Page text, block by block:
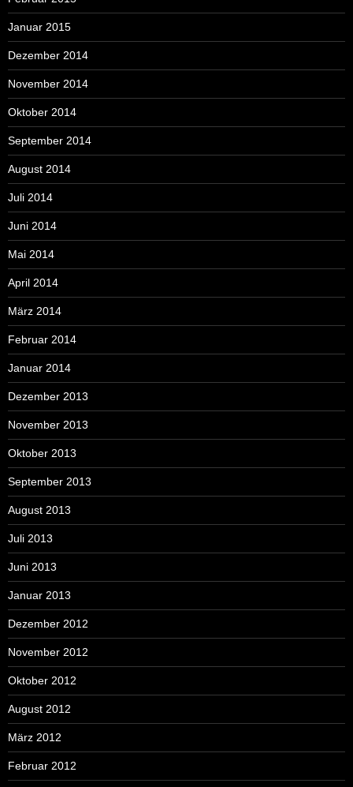
Januar 2015
Dezember 2014
November 2014
Oktober 2014
September 2014
August 2014
Juli 2014
Juni 2014
Mai 2014
April 2014
März 2014
Februar 2014
Januar 2014
Dezember 2013
November 2013
Oktober 2013
September 2013
August 2013
Juli 2013
Juni 2013
Januar 2013
Dezember 2012
November 2012
Oktober 2012
August 2012
März 2012
Februar 2012